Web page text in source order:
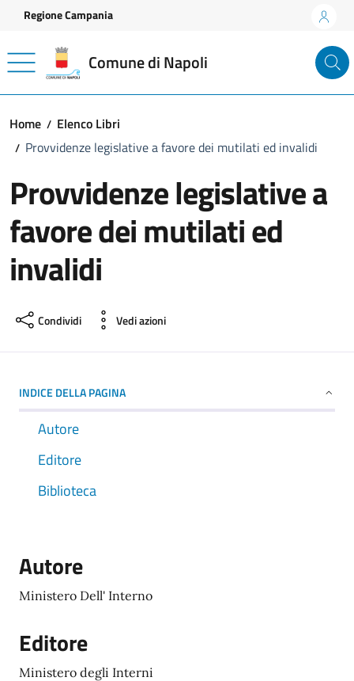
Vai ai contenuti
Vai al footer
Regione Campania
Comune di Napoli
Home
Elenco Libri
Provvidenze legislative a favore dei mutilati ed invalidi
Provvidenze legislative a
favore dei mutilati ed
invalidi
Condividi Vedi azioni
INDICE DELLA PAGINA
Autore
Editore
Biblioteca
Autore
Ministero Dell' Interno
Editore
Ministero degli Interni